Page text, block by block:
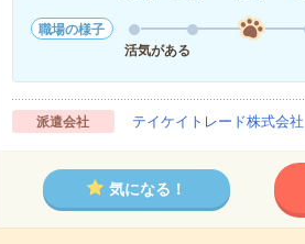
職場の様子
活気がある
派遣会社 テイケイトレード株式会社
気になる！